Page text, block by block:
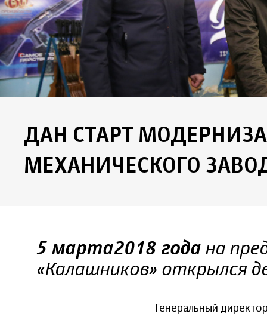
ДАН СТАРТ
МЕХАНИЧЕСКОГО
5 марта 2018 годана
«Калашников» открылся
Генеральный